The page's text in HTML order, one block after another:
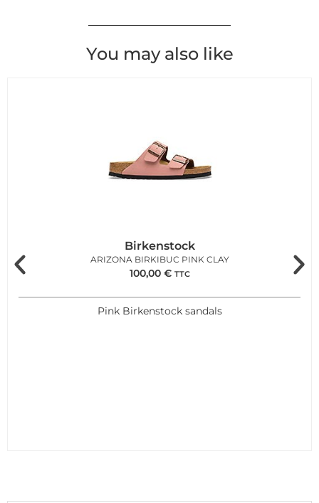
You may also like
Birkenstock
ARIZONA BIRKIBUC PINK CLAY
100,00 € TTC
Pink Birkenstock sandals